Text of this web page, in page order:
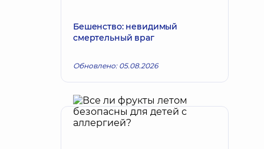
Бешенство: невидимый
смертельный враг
Обновлено: 05.08.2026